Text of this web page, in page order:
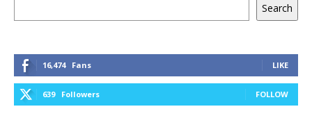
Search
16,474 Fans LIKE
639 Followers FOLLOW